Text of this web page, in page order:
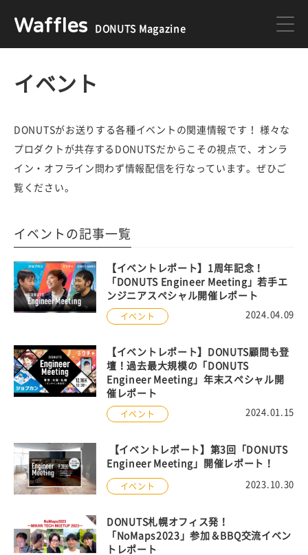
Waffles DONUTS Magazine
DONUTS
ミクチャ ゲーム
医療 イベント
DONUTSの採用情報はこちら
イベント
DONUTSがお送りする各種イベントの関連情報です！ 様々な
プロダクトが共存するDONUTSだからこその視点で、オンラ
イン・オフライン問わず情報配信を行なっています。ぜひご
覧ください。
イベントの記事一覧
イベント 2024.04.09
【イベントレポート】1周年記念！
「DONUTS Engineer Meeting」若手エ
ンジニアスペシャル開催レポート
イベント 2024.01.15
【イベントレポート】DONUTS顧問も登
壇！過去最大規模の「DONUTS
Engineer Meeting」年末スペシャル開
催レポート
イベント 2023.10.30
【イベントレポート】第3回「DONUTS
Engineer Meeting」開催レポート！
DONUTS札幌オフィス発！
「NoMaps2023」参加＆BBQ交流イベン
トレポート